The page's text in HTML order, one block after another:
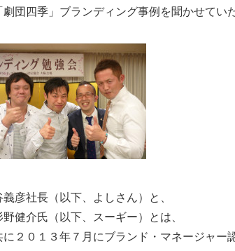
劇団四季」ブランディング事例を聞かせてい
義彦社長（以下、よしさん）と、
野健介氏（以下、スーギー）とは、
に２０１３年７月にブランド・マネージャー